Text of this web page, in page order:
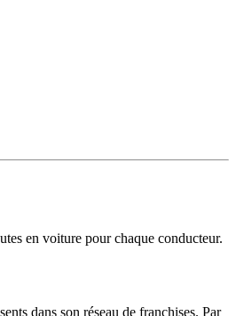
en voiture pour chaque conducteur.
dans son réseau de franchises. Par